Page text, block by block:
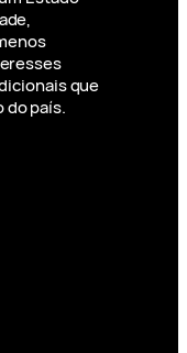
que
do país.